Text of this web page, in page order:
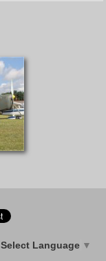
Select Language ▼